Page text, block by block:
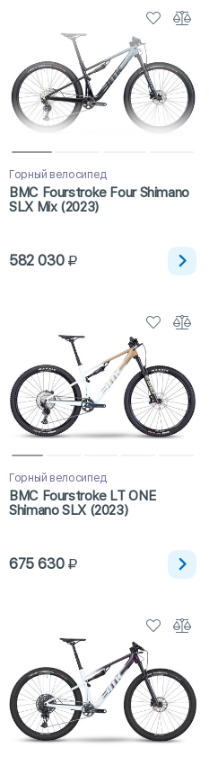
Горный велосипед
BMC Fourstroke Four Shimano
SLX Mix (2023)
582 030
Горный велосипед
BMC Fourstroke LT ONE
Shimano SLX (2023)
675 630